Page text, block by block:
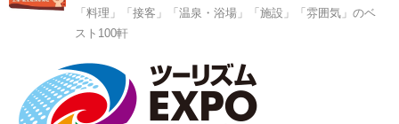
「料理」「接客」「温泉・浴場」「施設」「雰囲気」のベ
スト100軒